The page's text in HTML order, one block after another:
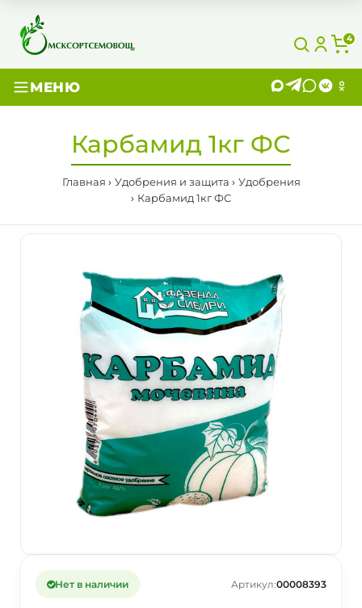
4
МЕНЮ
Карбамид 1кг ФС
Главная Удобрения и защита
Удобрения
Карбамид 1кг ФС
Нет в наличии Артикул:00008393